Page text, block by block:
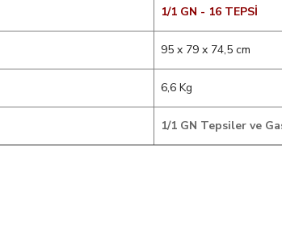
1/1 GN - 16 TEPSİ
95 x 79 x 74,5 cm
6,6 Kg
1/1 GN Tepsiler ve